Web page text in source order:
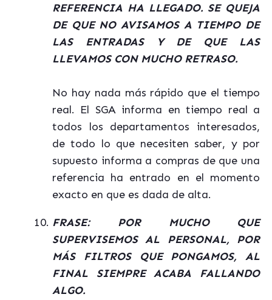
REFERENCIA HA LLEGADO. SE QUEJA
DE QUE NO AVISAMOS A TIEMPO DE
LAS ENTRADAS Y DE QUE LAS
LLEVAMOS CON MUCHO RETRASO.
No hay nada más rápido que el tiempo
real. El SGA informa en tiempo real a
todos los departamentos interesados,
de todo lo que necesiten saber, y por
supuesto informa a compras de que una
referencia ha entrado en el momento
exacto en que es dada de alta.
FRASE: POR MUCHO QUE
SUPERVISEMOS AL PERSONAL, POR
MÁS FILTROS QUE PONGAMOS, AL
FINAL SIEMPRE ACABA FALLANDO
ALGO.